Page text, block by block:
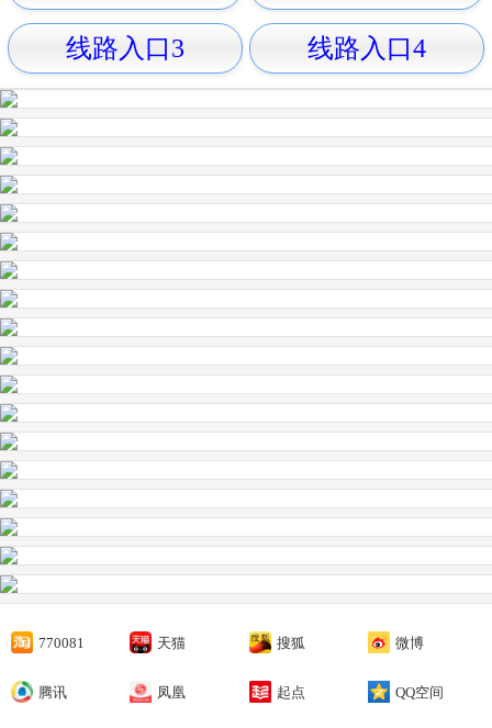
线路入口3 线路入口4
770081 天猫 搜狐 微博
腾讯 凤凰 起点 QQ空间